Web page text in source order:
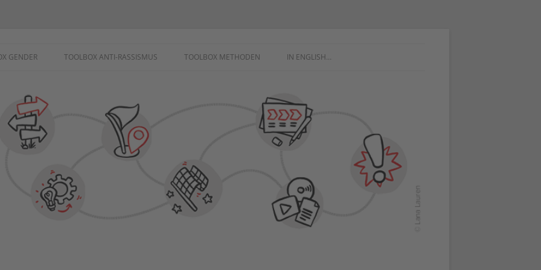
GENDER TOOLBOX ANTI-RASSISMUS TOOLBOX METHODEN IN ENGLISH…